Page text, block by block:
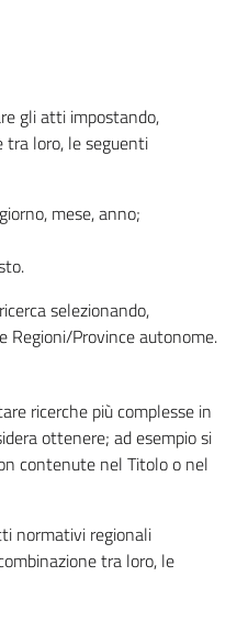
gli atti impostando,
tra loro, le seguenti
mese, anno;
selezionando,
Province autonome.
ricerche più complesse in
ottenere; ad esempio si
contenute nel Titolo o nel
normativi regionali
tra loro, le